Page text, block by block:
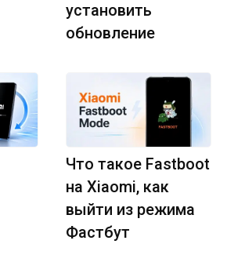
установить
обновление
Что такое Fastboot
на Xiaomi, как
выйти из режима
Фастбут